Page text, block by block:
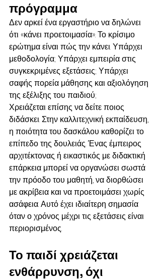
πρόγραμμα
Δεν αρκεί ένα εργαστήριο να δηλώνει
ότι «κάνει προετοιμασία». Το κρίσιμο
ερώτημα είναι πώς την κάνει. Υπάρχει
μεθοδολογία; Υπάρχει εμπειρία στις
συγκεκριμένες εξετάσεις; Υπάρχει
σαφής πορεία μάθησης και αξιολόγηση
της εξέλιξης του παιδιού;
Χρειάζεται επίσης να δείτε ποιος
διδάσκει. Στην καλλιτεχνική εκπαίδευση,
η ποιότητα του δασκάλου καθορίζει το
επίπεδο της δουλειάς. Ένας έμπειρος
αρχιτέκτονας ή εικαστικός με διδακτική
επάρκεια μπορεί να οργανώσει σωστά
την πρόοδο του μαθητή, να διορθώσει
με ακρίβεια και να προετοιμάσει χωρίς
ασάφεια. Αυτό έχει ιδιαίτερη σημασία
όταν ο χρόνος μέχρι τις εξετάσεις είναι
περιορισμένος.
Το παιδί χρειάζεται
ενθάρρυνση, όχι